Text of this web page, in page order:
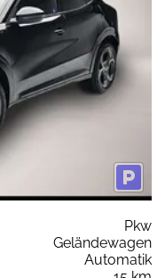
Pkw
Geländewagen
Automatik